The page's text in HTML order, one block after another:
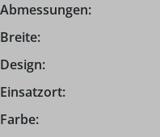
Abmessungen:
Breite:
Design:
Einsatzort:
Farbe: